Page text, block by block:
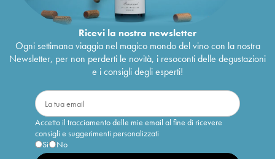
Ricevi la nostra newsletter
Ogni settimana viaggia nel magico mondo del vino con la nostra
Newsletter, per non perderti le novità, i resoconti delle degustazioni
e i consigli degli esperti!
Accetto il tracciamento delle mie email al fine di ricevere
consigli e suggerimenti personalizzati
Sì
No